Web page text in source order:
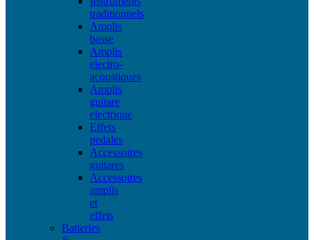
traditionnels
Amplis
basse
Amplis
electro-
acoustiques
Amplis
guitare
electrique
Effets
pedales
Accessoires
guitares
Accessoires
amplis
et
effets
Batteries